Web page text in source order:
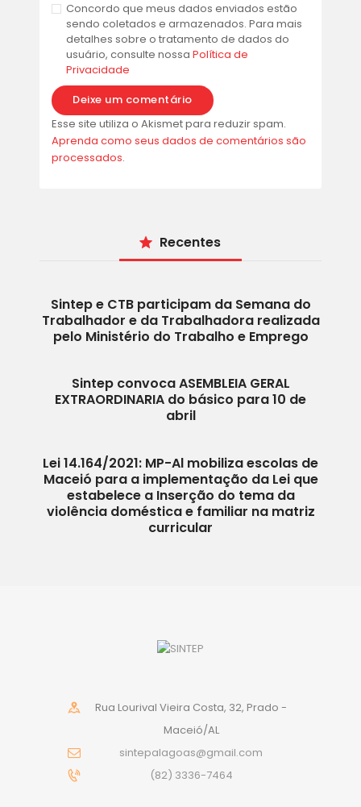
Concordo que meus dados enviados estão
sendo coletados e armazenados. Para mais
detalhes sobre o tratamento de dados do
usuário, consulte nossaPolítica de
Privacidade
Esse site utiliza o Akismet para reduzir spam.
Aprenda como seus dados de comentários são
processados.
Recentes
Sintep e CTB participam da Semana do
Trabalhador e da Trabalhadora realizada
pelo Ministério do Trabalho e Emprego
Sintep convoca ASEMBLEIA GERAL
EXTRAORDINARIA do básico para 10 de
abril
Lei 14.164/2021: MP-Al mobiliza escolas de
Maceió para a implementação da Lei que
estabelece a Inserção do tema da
violência doméstica e familiar na matriz
curricular
Rua Lourival Vieira Costa, 32, Prado -
Maceió/AL
sintepalagoas@gmail.com
(82) 3336-7464